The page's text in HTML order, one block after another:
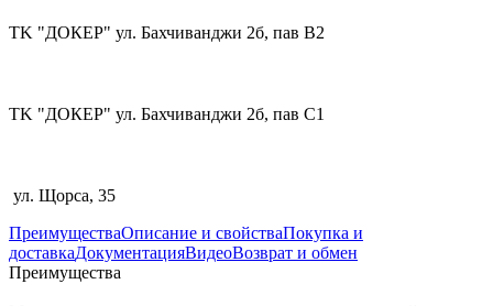
TK "ДОКЕР" ул. Бахчиванджи 2б, пав В2
TK "ДОКЕР" ул. Бахчиванджи 2б, пав С1
ул. Щорса, 35
ПреимуществаОписание и свойстваПокупка и
доставкаДокументацияВидеоВозврат и обмен
Преимущества